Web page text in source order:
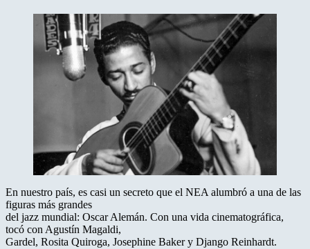
En nuestro país, es casi un secreto que el NEA alumbró a una de las
figuras más grandes
del jazz mundial: Oscar Alemán. Con una vida cinematográfica,
tocó con Agustín Magaldi,
Gardel, Rosita Quiroga, Josephine Baker y Django Reinhardt.